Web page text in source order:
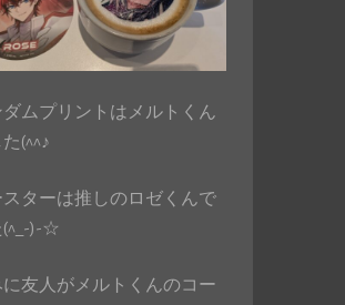
ダムプリントはメルトくん
(^^♪
スターは推しのロゼくんで
(^_-)-☆
に友人がメルトくんのコー